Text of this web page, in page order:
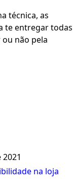
técnica, as
te entregar todas
não pela
na loja